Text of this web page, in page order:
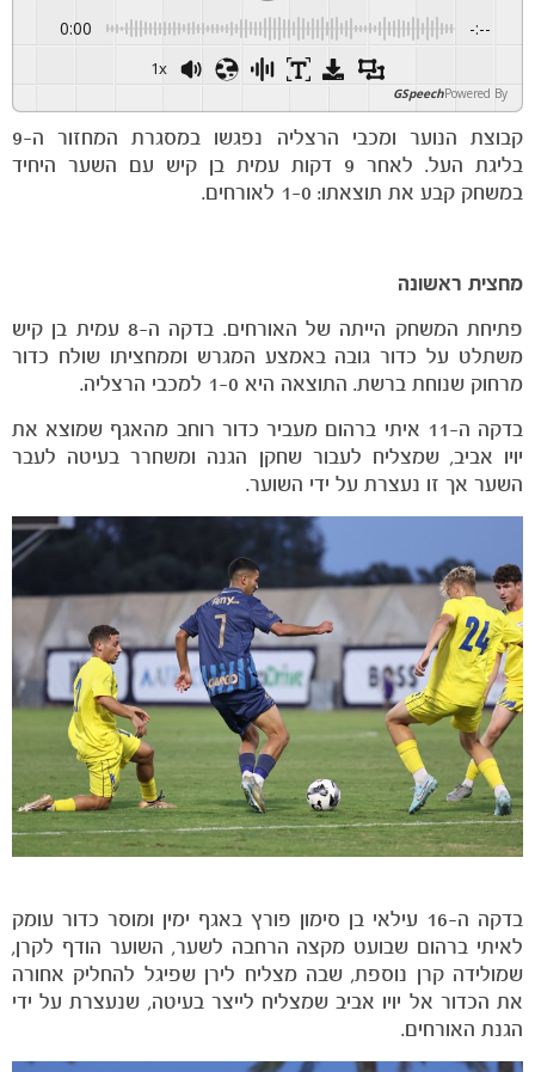
הקבוצות
0:00 -:--
1x
Powered By
GSpeech
קבוצת הנוער ומכבי הרצליה נפגשו במסגרת המחזור ה-9
בליגת העל. לאחר 9 דקות עמית בן קיש עם השער היחיד
במשחק קבע את תוצאתו: 1-0 לאורחים.
מחצית ראשונה
פתיחת המשחק הייתה של האורחים. בדקה ה-8 עמית בן קיש
משתלט על כדור גובה באמצע המגרש וממחציתו שולח כדור
מרחוק שנוחת ברשת. התוצאה היא 1-0 למכבי הרצליה.
בדקה ה-11 איתי ברהום מעביר כדור רוחב מהאגף שמוצא את
יויו אביב, שמצליח לעבור שחקן הגנה ומשחרר בעיטה לעבר
השער אך זו נעצרת על ידי השוער.
בדקה ה-16 עילאי בן סימון פורץ באגף ימין ומוסר כדור עומק
לאיתי ברהום שבועט מקצה הרחבה לשער, השוער הודף לקרן,
שמולידה קרן נוספת, שבה מצליח לירן שפיגל להחליק אחורה
את הכדור אל יויו אביב שמצליח לייצר בעיטה, שנעצרת על ידי
הגנת האורחים.